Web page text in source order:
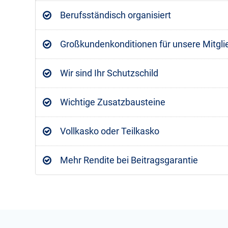
Berufsständisch organisiert
Großkundenkonditionen für unsere
Wir sind Ihr Schutzschild
Wichtige Zusatzbausteine
Vollkasko oder Teilkasko
Mehr Rendite bei Beitragsgarantie